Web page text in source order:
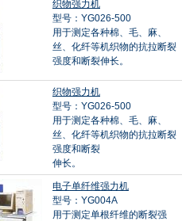
织物强力机
型号：YG026-500
用于测定各种棉、毛、麻、
丝、化纤等机织物的抗拉断裂
强度和断裂伸长。
织物强力机
型号：YG026-500
用于测定各种棉、毛、麻、
丝、化纤等机织物的抗拉断裂
强度和断裂
伸长。
电子单纤维强力机
型号：YG004A
用于测定单根纤维的断裂强